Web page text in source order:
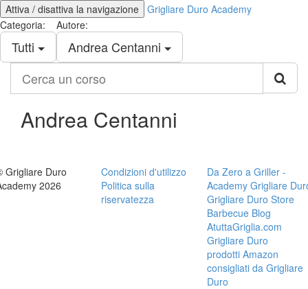
Attiva / disattiva la navigazione Grigliare Duro Academy
Categoria:
Tutti
Autore:
Andrea Centanni
corso
Andrea Centanni
Grigliare Duro
2026
Condizioni d'utilizzo
Politica sulla
riservatezza
Da Zero a Griller -
Academy Grigliare
Grigliare Duro Store
Barbecue Blog
AtuttaGriglia.com
Grigliare Duro
prodotti Amazon
consigliati da Grigliare
Duro